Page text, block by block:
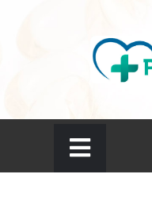
prosca.net